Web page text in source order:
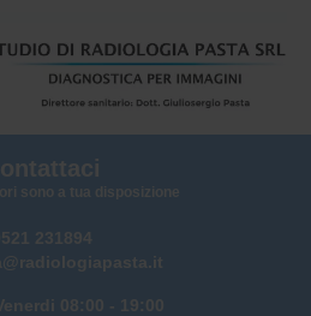
sono a tua disposizione
231894
08:00 - 19:00